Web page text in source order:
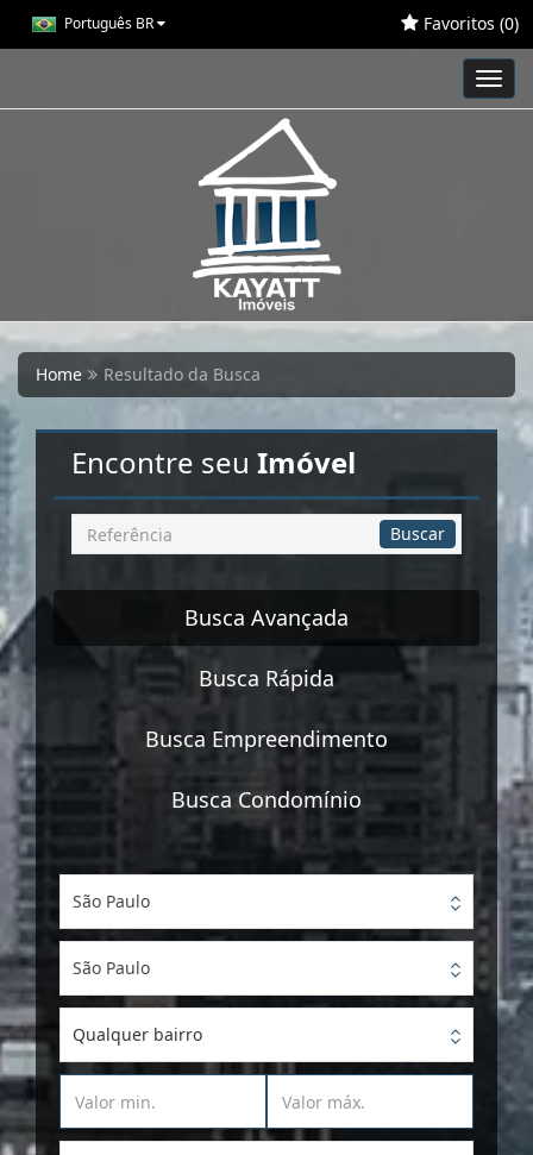
Português BR Favoritos (0)
Home Resultado da Busca
Encontre seu Imóvel
Busca
por
Buscar
Busca Avançada
Busca Rápida
Busca Empreendimento
Busca Condomínio
São Paulo
São Paulo
Qualquer bairro